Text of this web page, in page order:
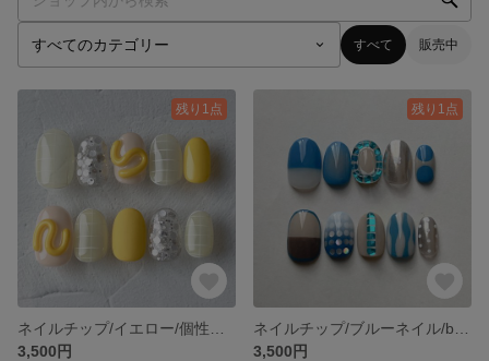
すべて 販売中
残り1点
3,500円
残り1点
3,500円